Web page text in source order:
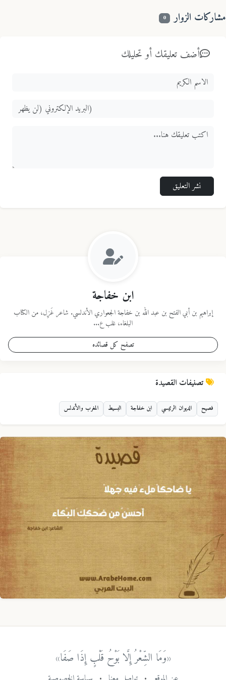
الزوار 0
أضف تعليقك أو تحليلك
نشر التعليق
ابن خفاجة
إبراهيم بن أبي الفتح بن عبد الله بن خفاجة الجعواري الأندلسي. شاعر غَزِل، من الكتاب
البلغاء، غلب ع...
تصفح كل قصائده
تصنيفات القصيدة
فصيح الديوان الرئيسي ابن خفاجة البسيط المغرب والأندلس
«وَمَا الشِّعْرُ إِلَّا بَوْحُ قَلْبٍ إِذَا صَفَا»